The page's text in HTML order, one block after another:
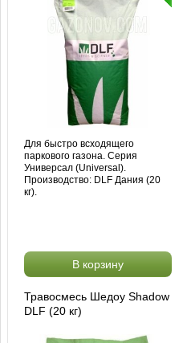
Для быстро всходящего
паркового газона. Серия
Универсал (Universal).
Производство: DLF Дания (20
кг).
В корзину
Травосмесь Шедоу Shadow
DLF (20 кг)